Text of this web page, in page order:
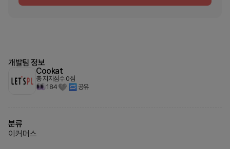
개발팀 정보
Cookat
총 지지점수 0점
184
공유
분류
이커머스